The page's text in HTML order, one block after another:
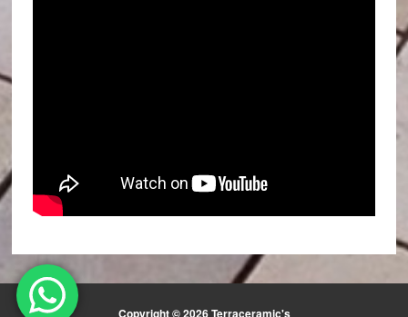
Copyright © 2026 Terraceramic's